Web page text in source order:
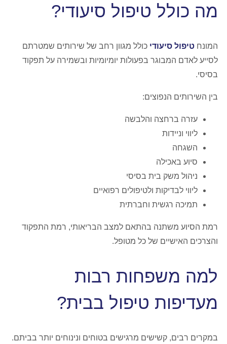
מה כולל טיפול סיעודי?
המונח טיפול סיעודי כולל מגוון רחב של שירותים שמטרתם
לסייע לאדם המבוגר בפעולות יומיומיות ובשמירה על תפקוד
בסיסי.
בין השירותים הנפוצים:
עזרה ברחצה והלבשה
ליווי וניידות
השגחה
סיוע באכילה
ניהול משק בית בסיסי
ליווי לבדיקות ולטיפולים רפואיים
תמיכה רגשית וחברתית
רמת הסיוע משתנה בהתאם למצב הבריאותי, רמת התפקוד
והצרכים האישיים של כל מטופל.
למה משפחות רבות
מעדיפות טיפול בבית?
במקרים רבים, קשישים מרגישים בטוחים ונינוחים יותר בביתם.